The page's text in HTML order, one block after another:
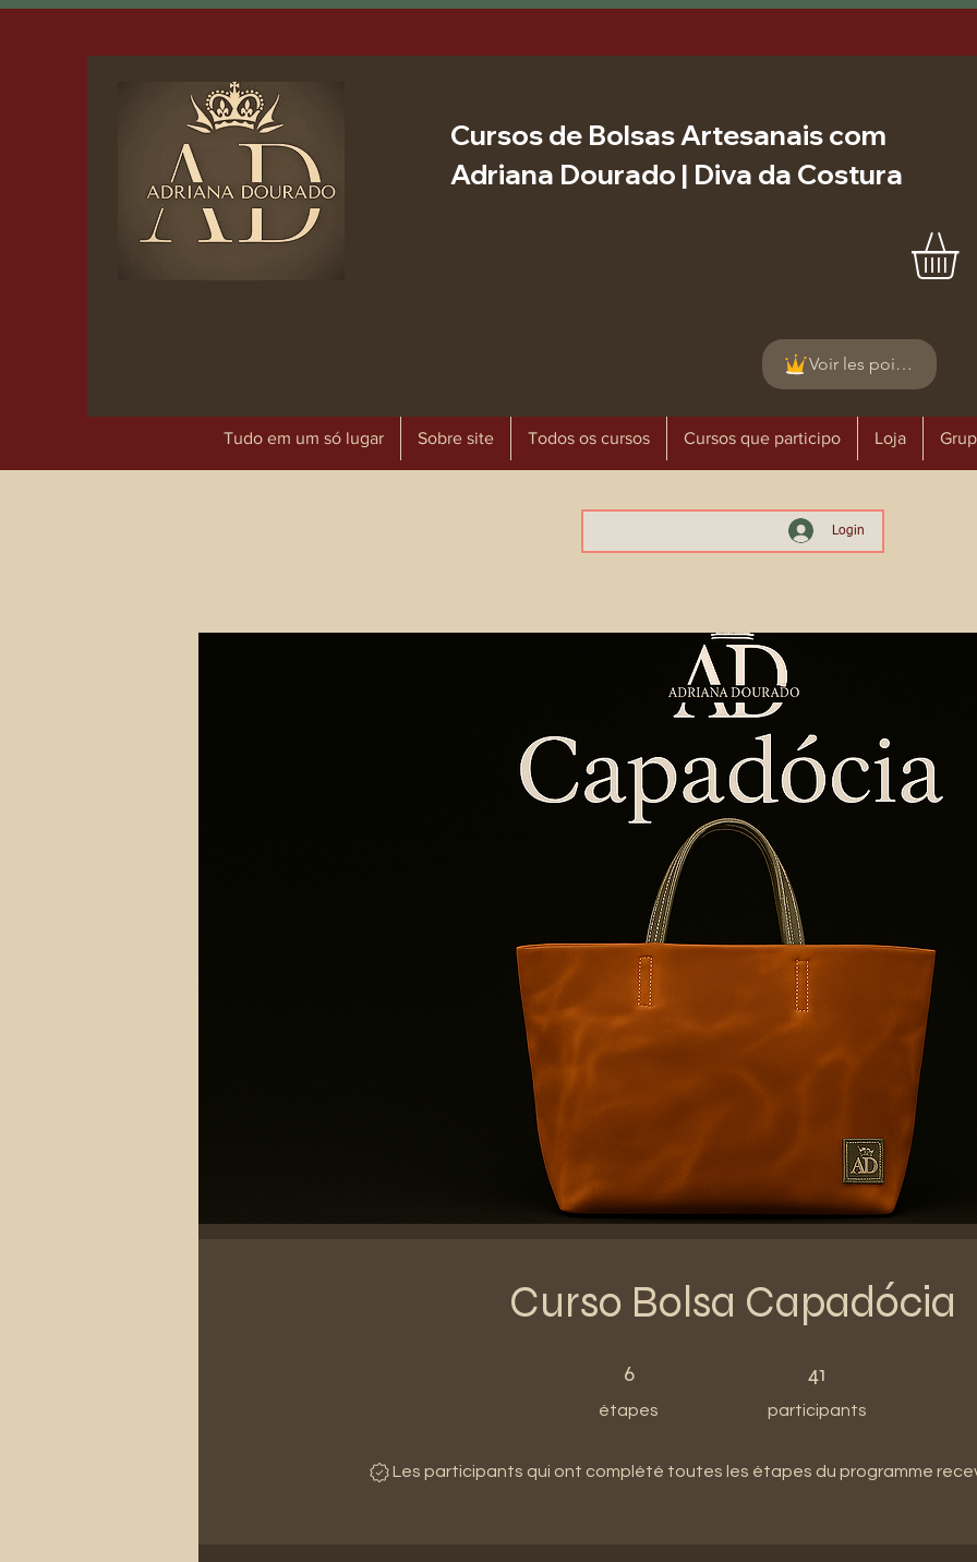
Cursos de Bolsas Artesanais com
Adriana Dourado | Diva da Costura
Voir les points
Tudo em um só lugar Sobre site Todos os cursos Cursos que participo Loja
Login
Curso Bolsa Capadócia
6
étapes
6 étapes 41
participants
Les participants qui ont complété toutes les étapes du programme